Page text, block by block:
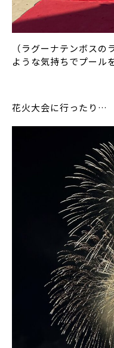
（ラグーナテンボス
ような気持ちでプール
花火大会に行ったり…